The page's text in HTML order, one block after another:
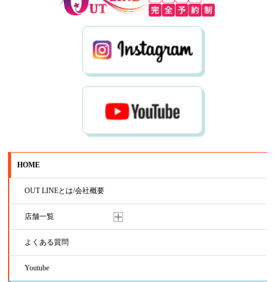
HOME
OUT LINEとは/会社概要
店舗一覧
よくある質問
Youtube